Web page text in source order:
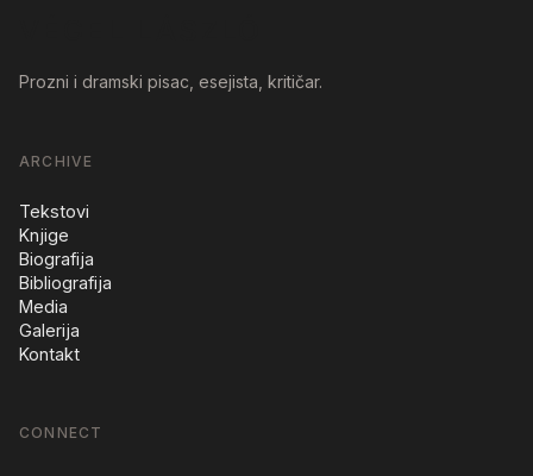
Prozni i dramski pisac, esejista, kritičar.
ARCHIVE
Tekstovi
Knjige
Biografija
Bibliografija
Media
Galerija
Kontakt
CONNECT